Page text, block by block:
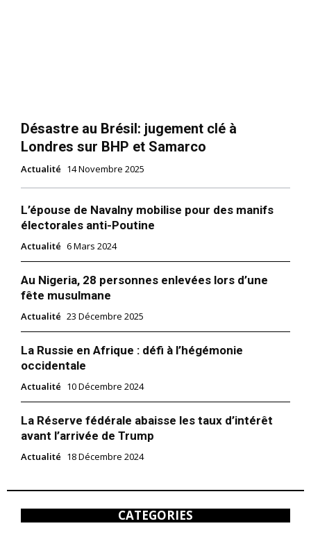
Désastre au Brésil: jugement clé à
Londres sur BHP et Samarco
Actualité 14 Novembre 2025
L’épouse de Navalny mobilise pour des manifs
électorales anti-Poutine
Actualité 6 Mars 2024
Au Nigeria, 28 personnes enlevées lors d’une
fête musulmane
Actualité 23 Décembre 2025
La Russie en Afrique : défi à l’hégémonie
occidentale
Actualité 10 Décembre 2024
La Réserve fédérale abaisse les taux d’intérêt
avant l’arrivée de Trump
Actualité 18 Décembre 2024
CATEGORIES